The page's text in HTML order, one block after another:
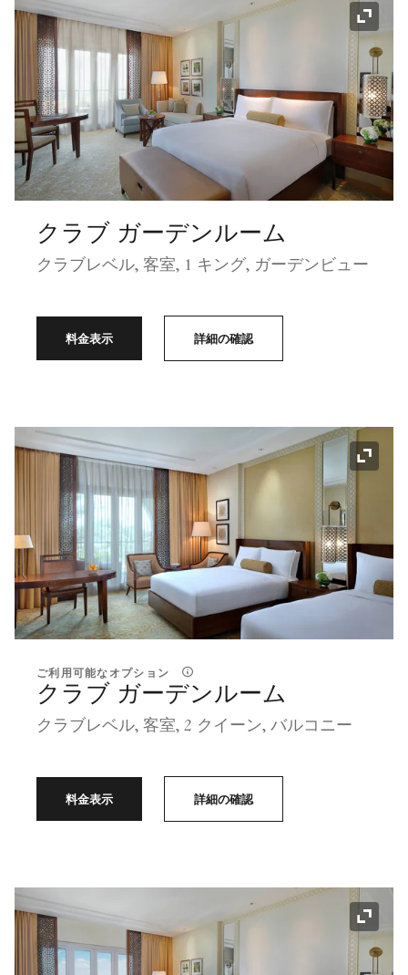
アイ
クラブ ガーデンルーム
クラブレベル, 客室, 1 キング, ガーデンビュー
料金表示 詳細の確認
アイ
ご利用可能なオプション
クラブ ガーデンルーム
クラブレベル, 客室, 2 クイーン, バルコニー
料金表示 詳細の確認
アイ